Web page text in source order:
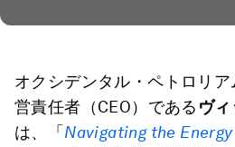
オクシデンタル・ペトロリ
営責任者（CEO）である ヴ
は、「 Navigating the